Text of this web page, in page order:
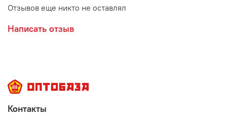
Отзывов еще никто не оставлял
Написать отзыв
Контакты